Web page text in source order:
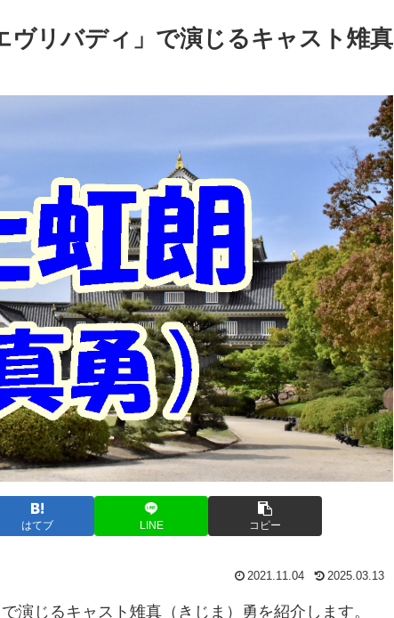
ヴリバディ」で演じるキャスト雉真
はてブ LINE コピー
2021.11.04 2025.03.13
演じるキャスト雉真（きじま）勇を紹介します。